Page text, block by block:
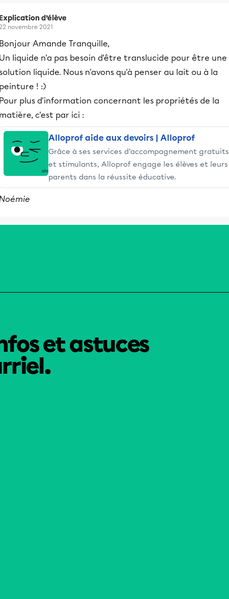
Explication d’élève
22 novembre 2021
Bonjour Amande Tranquille,
Un liquide n'a pas besoin d'être translucide pour être une
solution liquide. Nous n'avons qu'à penser au lait ou à la
peinture ! :)
Pour plus d'information concernant les propriétés de la
matière, c'est par ici :
Alloprof aide aux devoirs | Alloprof
Grâce à ses services d’accompagnement gratuits
et stimulants, Alloprof engage les élèves et leurs
parents dans la réussite éducative.
Noémie
et astuces